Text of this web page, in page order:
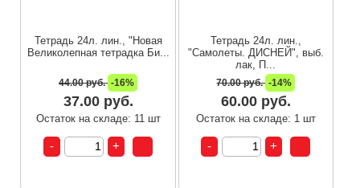
Тетрадь 24л. лин., "Новая
Великолепная тетрадка Би...
44.00 руб. -16%
37.00 руб.
Остаток на складе: 11 шт
Тетрадь 24л. лин.,
"Самолеты. ДИСНЕЙ", выб.
лак, П...
70.00 руб. -14%
60.00 руб.
Остаток на складе: 1 шт